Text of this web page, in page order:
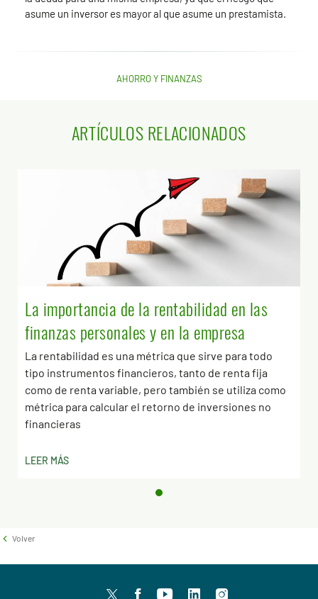
asume un inversor es mayor al que asume un prestamista.
AHORRO Y FINANZAS
ARTÍCULOS RELACIONADOS
La importancia de la rentabilidad en las
finanzas personales y en la empresa
La rentabilidad es una métrica que sirve para todo
tipo instrumentos financieros, tanto de renta fija
como de renta variable, pero también se utiliza como
métrica para calcular el retorno de inversiones no
financieras
LEER MÁS
Volver
TwitterfacebookyoutubeLinkedInInstagram